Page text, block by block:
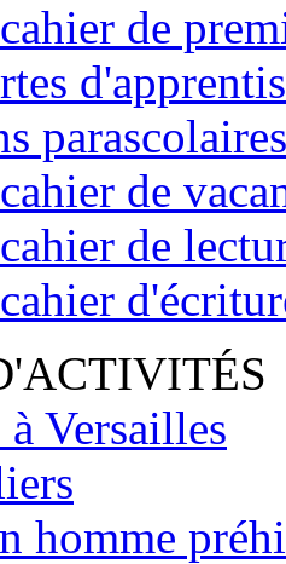
de
parascolaires
de
de
Versailles
homme